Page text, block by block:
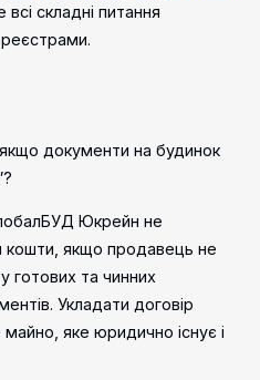
складні питання
документи на будинок
Юкрейн не
якщо продавець не
готових та чинних
Укладати договір
яке юридично існує і